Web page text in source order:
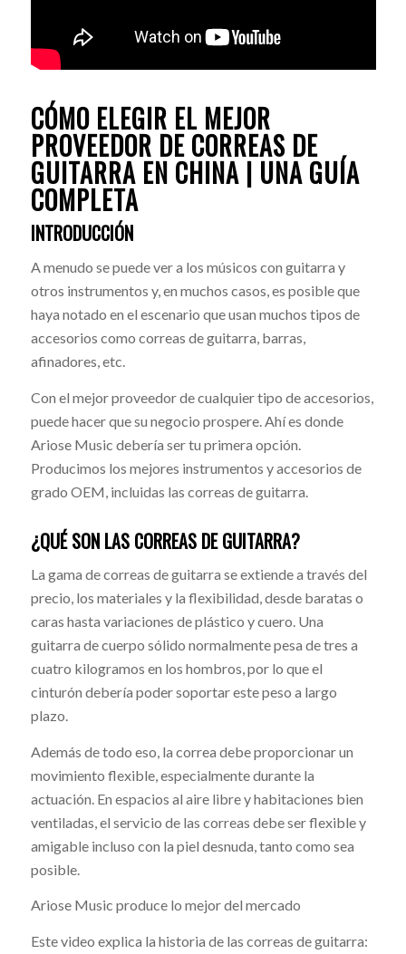
CÓMO ELEGIR EL MEJOR
PROVEEDOR DE CORREAS DE
GUITARRA EN CHINA | UNA GUÍA
COMPLETA
INTRODUCCIÓN
A menudo se puede ver a los músicos con guitarra y
otros instrumentos y, en muchos casos, es posible que
haya notado en el escenario que usan muchos tipos de
accesorios como correas de guitarra, barras,
afinadores, etc.
Con el mejor proveedor de cualquier tipo de accesorios,
puede hacer que su negocio prospere. Ahí es donde
Ariose Music debería ser tu primera opción.
Producimos los mejores instrumentos y accesorios de
grado OEM, incluidas las correas de guitarra.
¿QUÉ SON LAS CORREAS DE GUITARRA?
La gama de correas de guitarra se extiende a través del
precio, los materiales y la flexibilidad, desde baratas o
caras hasta variaciones de plástico y cuero. Una
guitarra de cuerpo sólido normalmente pesa de tres a
cuatro kilogramos en los hombros, por lo que el
cinturón debería poder soportar este peso a largo
plazo.
Además de todo eso, la correa debe proporcionar un
movimiento flexible, especialmente durante la
actuación. En espacios al aire libre y habitaciones bien
ventiladas, el servicio de las correas debe ser flexible y
amigable incluso con la piel desnuda, tanto como sea
posible.
Ariose Music produce lo mejor del mercado
Este video explica la historia de las correas de guitarra: